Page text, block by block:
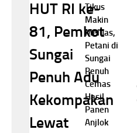
HUT RI ke-
81, Pemkot
Sungai
Penuh Adu
Kekompakan
Lewat
Tikus
Makin
Meluas,
Petani di
Sungai
Penuh
Cemas
Hasil
Panen
Anjlok